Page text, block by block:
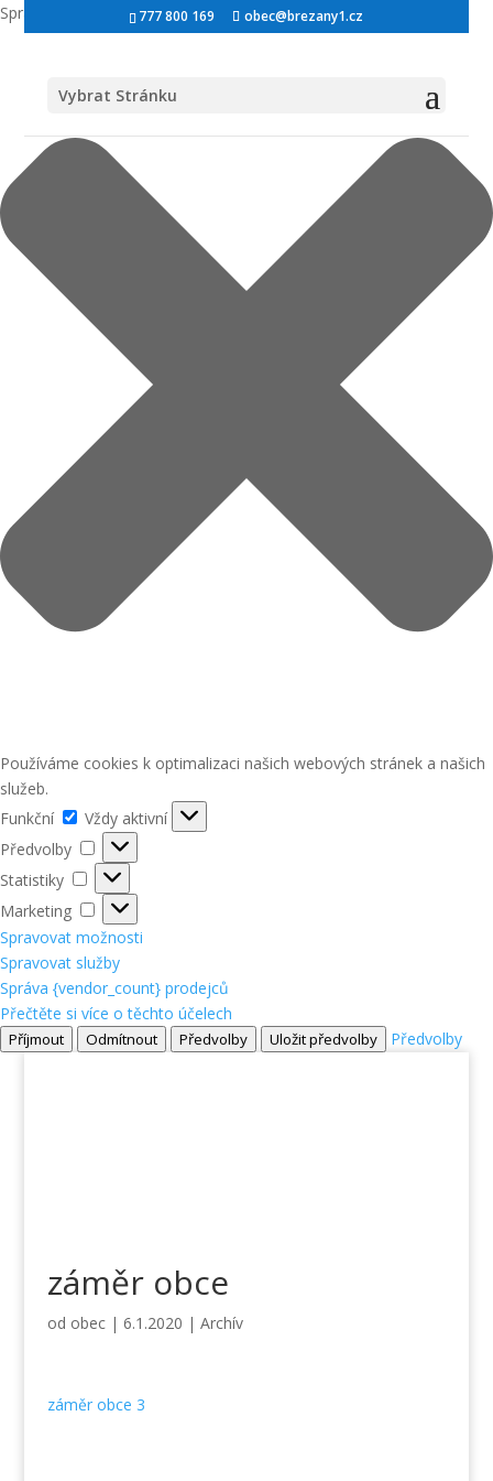
Spravovat Souhlas s cookies
Používáme cookies k optimalizaci našich webových stránek a našich
služeb.
Funkční
Funkční
Vždy aktivní
Předvolby
Předvolby
Statistiky
Statistiky
Marketing
Marketing
Spravovat možnosti
Spravovat služby
Správa {vendor_count} prodejců
Přečtěte si více o těchto účelech
Příjmout Odmítnout Předvolby Uložit předvolby Předvolby
777 800 169 obec@brezany1.cz
Vybrat Stránku
záměr obce
od obec| 6.1.2020 | Archív
záměr obce 3